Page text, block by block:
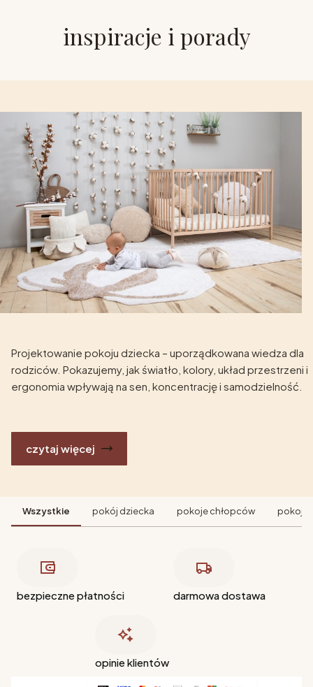
inspiracje i porady
Projektowanie pokoju dziecka – uporządkowana wiedza dla
rodziców. Pokazujemy, jak światło, kolory, układ przestrzeni i
ergonomia wpływają na sen, koncentrację i samodzielność.
czytaj więcej
Wszystkie pokój dziecka pokoje chłopców pokoje
bezpieczne płatności darmowa dostawa
opinie klientów